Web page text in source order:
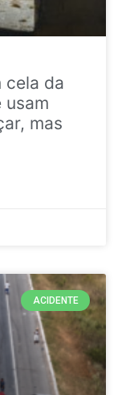
cela da
usam
mas
ACIDENTE